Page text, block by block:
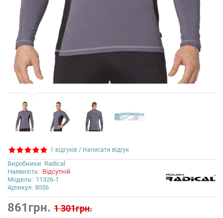
1 відгуків / Написати відгук
Виробники Radical
Наявність: Відсутній
Модель: 11326-1
Артикул: 8056
861грн. 1 301грн.